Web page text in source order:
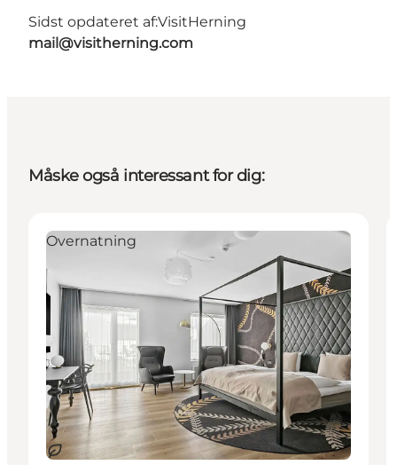
Sidst opdateret af:VisitHerning
mail@visitherning.com
Måske også interessant for dig:
Bæredygtige oplevelser
Overnatning